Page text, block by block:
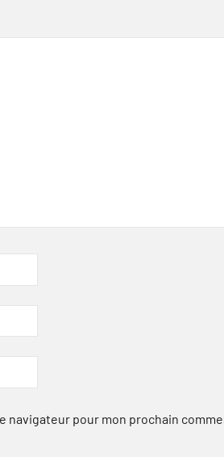
navigateur pour mon prochain